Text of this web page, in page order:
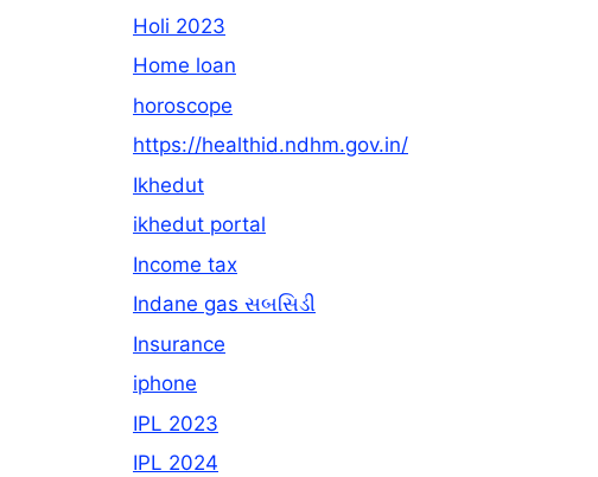
Holi 2023
Home loan
horoscope
https://healthid.ndhm.gov.in/
Ikhedut
ikhedut portal
Income tax
Indane gas સબસિડી
Insurance
iphone
IPL 2023
IPL 2024